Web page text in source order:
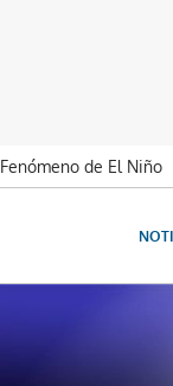
Fenómeno de El Niño